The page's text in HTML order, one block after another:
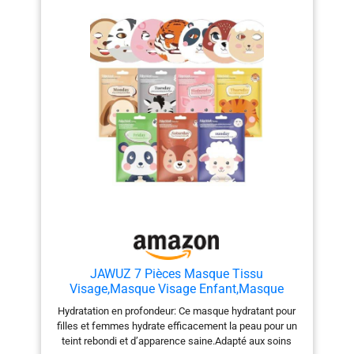
JAWUZ 7 Pièces Masque Tissu
Visage,Masque Visage Enfant,Masque
Hydratant Visage,Masque Visage Femme
Avec Imprimé Animalier,Masques Pour Le
Visage Convient Aux Filles Et Aux Femmes
Hydratation en profondeur: Ce masque hydratant pour
filles et femmes hydrate efficacement la peau pour un
teint rebondi et d’apparence saine.Adapté aux soins